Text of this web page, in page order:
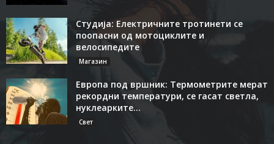
Студија: Електричните тротинети се
поопасни од мотоциклите и
велосипедите
Магазин
Европа под вршник: Термометрите мерат
рекордни температури, се гасат светла,
нуклеарките...
Свет